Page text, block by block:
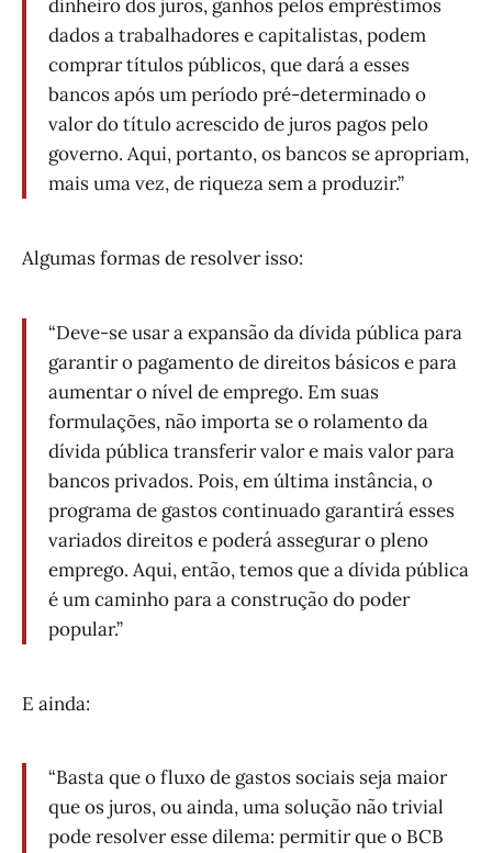
dinheiro dos juros, ganhos pelos empréstimos
dados a trabalhadores e capitalistas, podem
comprar títulos públicos, que dará a esses
bancos após um período pré-determinado o
valor do título acrescido de juros pagos pelo
governo. Aqui, portanto, os bancos se apropriam,
mais uma vez, de riqueza sem a produzir.”
Algumas formas de resolver isso:
“Deve-se usar a expansão da dívida pública para
garantir o pagamento de direitos básicos e para
aumentar o nível de emprego. Em suas
formulações, não importa se o rolamento da
dívida pública transferir valor e mais valor para
bancos privados. Pois, em última instância, o
programa de gastos continuado garantirá esses
variados direitos e poderá assegurar o pleno
emprego. Aqui, então, temos que a dívida pública
é um caminho para a construção do poder
popular.”
E ainda:
“Basta que o fluxo de gastos sociais seja maior
que os juros, ou ainda, uma solução não trivial
pode resolver esse dilema: permitir que o BCB